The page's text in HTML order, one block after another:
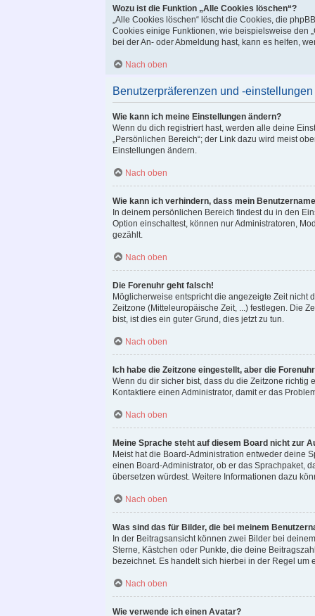
Wozu ist die Funktion „Alle Cookies löschen“?
„Alle Cookies löschen“ löscht die Cookies, die
Cookies einige Funktionen, wie beispielsweise den
bei der An- oder Abmeldung hast, kann es helfen,
Nach oben
Benutzerpräferenzen und -einstellungen
Wie kann ich meine Einstellungen ändern?
Wenn du dich registriert hast, werden alle deine
„Persönlichen Bereich“; der Link dazu wird meist
Einstellungen ändern.
Nach oben
Wie kann ich verhindern, dass mein
In deinem persönlichen Bereich findest du in den
Option einschaltest, können nur Administratoren,
gezählt.
Nach oben
Die Forenuhr geht falsch!
Möglicherweise entspricht die angezeigte Zeit nicht
Zeitzone (Mitteleuropäische Zeit, ...) festlegen. Die
bist, ist dies ein guter Grund, dies jetzt zu tun.
Nach oben
Ich habe die Zeitzone eingestellt, aber die
Wenn du dir sicher bist, dass du die Zeitzone richtig
Kontaktiere einen Administrator, damit er das
Nach oben
Meine Sprache steht auf diesem Board nicht zur
Meist hat die Board-Administration entweder deine
einen Board-Administrator, ob er das Sprachpaket,
übersetzen würdest. Weitere Informationen dazu
Nach oben
Was sind das für Bilder, die bei meinem
In der Beitragsansicht können zwei Bilder bei
Sterne, Kästchen oder Punkte, die deine
bezeichnet. Es handelt sich hierbei in der Regel
Nach oben
Wie verwende ich einen Avatar?